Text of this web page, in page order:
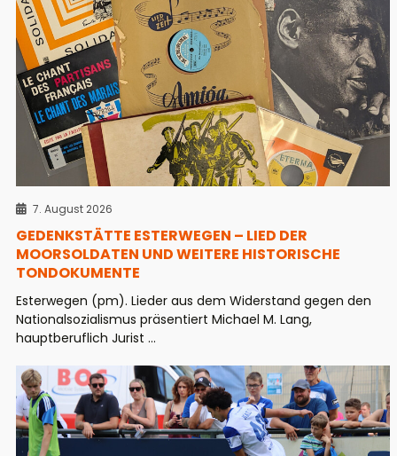
7. August 2026
GEDENKSTÄTTE ESTERWEGEN – LIED DER
MOORSOLDATEN UND WEITERE HISTORISCHE
TONDOKUMENTE
Esterwegen (pm). Lieder aus dem Widerstand gegen den
Nationalsozialismus präsentiert Michael M. Lang,
hauptberuflich Jurist ...